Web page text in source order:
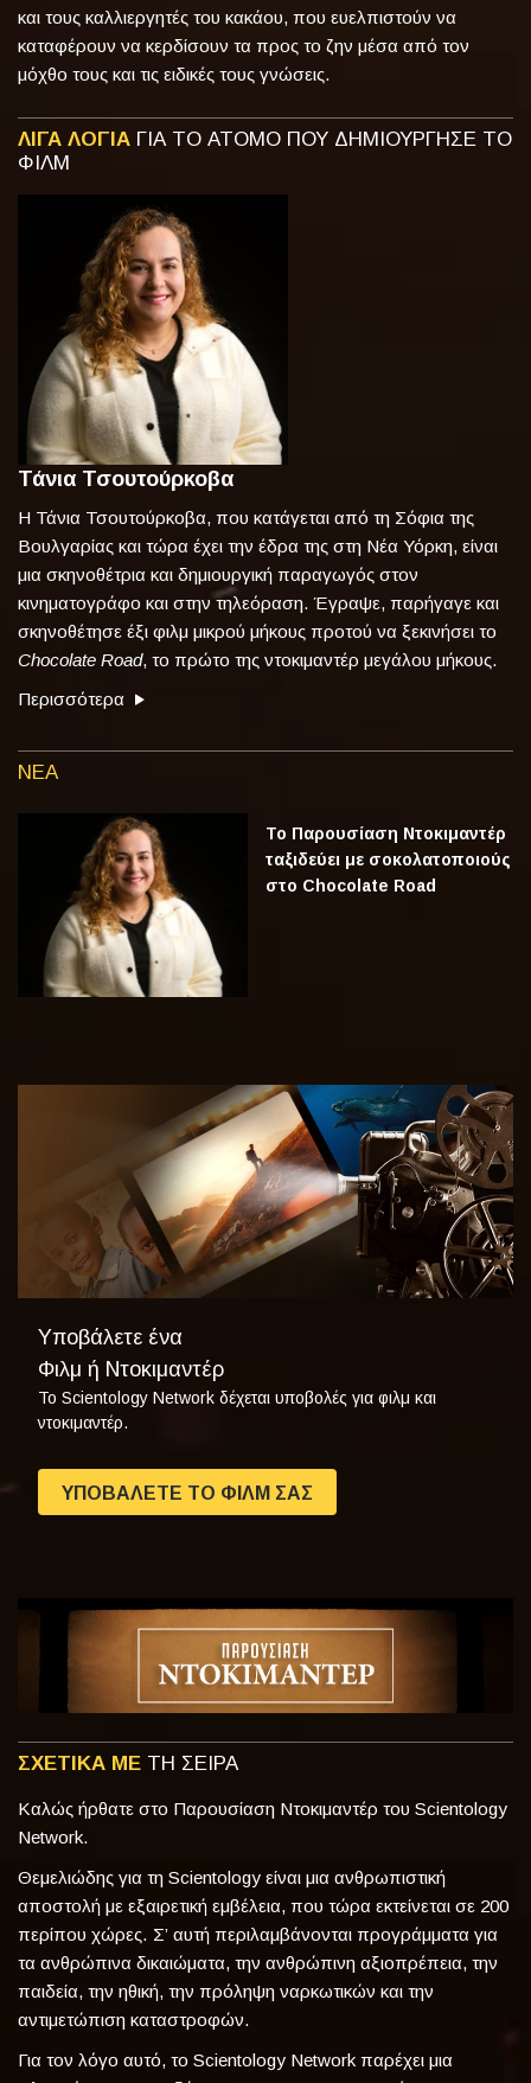
και τους καλλιεργητές του κακάου, που ευελπιστούν να
καταφέρουν να κερδίσουν τα προς το ζην μέσα από τον
μόχθο τους και τις ειδικές τους γνώσεις.
ΛΙΓΑ ΛΟΓΙΑ ΓΙΑ ΤΟ ΑΤΟΜΟ ΠΟΥ ΔΗΜΙΟΥΡΓΗΣΕ ΤΟ
ΦΙΛΜ
Τάνια Τσουτούρκοβα
Η Τάνια Τσουτούρκοβα, που κατάγεται από τη Σόφια της
Βουλγαρίας και τώρα έχει την έδρα της στη Νέα Υόρκη, είναι
μια σκηνοθέτρια και δημιουργική παραγωγός στον
κινηματογράφο και στην τηλεόραση. Έγραψε, παρήγαγε και
σκηνοθέτησε έξι φιλμ μικρού μήκους προτού να ξεκινήσει το
Chocolate Road, το πρώτο της ντοκιμαντέρ μεγάλου μήκους.
Περισσότερα
ΝΕΑ
Το Παρουσίαση Ντοκιμαντέρ
ταξιδεύει με σοκολατοποιούς
στο Chocolate Road
Υποβάλετε ένα
Φιλμ ή Ντοκιμαντέρ
Το Scientology Network δέχεται υποβολές για φιλμ και
ντοκιμαντέρ.
ΥΠΟΒΑΛΕΤΕ ΤΟ ΦΙΛΜ ΣΑΣ
ΣΧΕΤΙΚΑ ΜΕ ΤΗ ΣΕΙΡΑ
Καλώς ήρθατε στο Παρουσίαση Ντοκιμαντέρ του Scientology
Network.
Θεμελιώδης για τη Scientology είναι μια ανθρωπιστική
αποστολή με εξαιρετική εμβέλεια, που τώρα εκτείνεται σε 200
περίπου χώρες. Σ’ αυτή περιλαμβάνονται προγράμματα για
τα ανθρώπινα δικαιώματα, την ανθρώπινη αξιοπρέπεια, την
παιδεία, την ηθική, την πρόληψη ναρκωτικών και την
αντιμετώπιση καταστροφών.
Για τον λόγο αυτό, το Scientology Network παρέχει μια